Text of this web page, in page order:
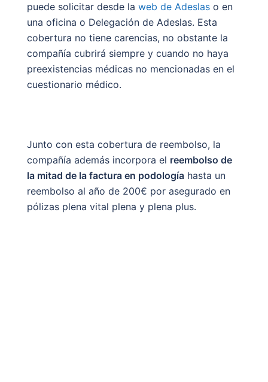
puede solicitar desde la web de Adeslas o en
una oficina o Delegación de Adeslas. Esta
cobertura no tiene carencias, no obstante la
compañía cubrirá siempre y cuando no haya
preexistencias médicas no mencionadas en el
cuestionario médico.
Junto con esta cobertura de reembolso, la
compañía además incorpora el reembolso de
la mitad de la factura en podología hasta un
reembolso al año de 200€ por asegurado en
pólizas plena vital plena y plena plus.